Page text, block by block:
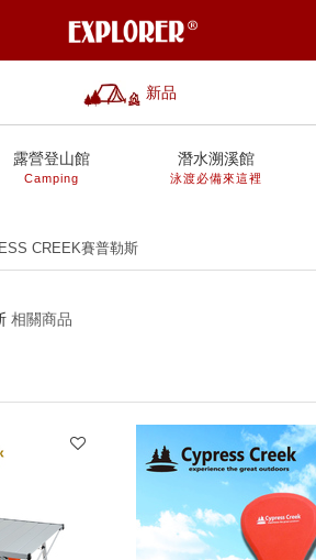
新品
露營登山館
Camping
潛水溯溪館
泳渡必備來這裡
CREEK賽普勒斯
相關商品